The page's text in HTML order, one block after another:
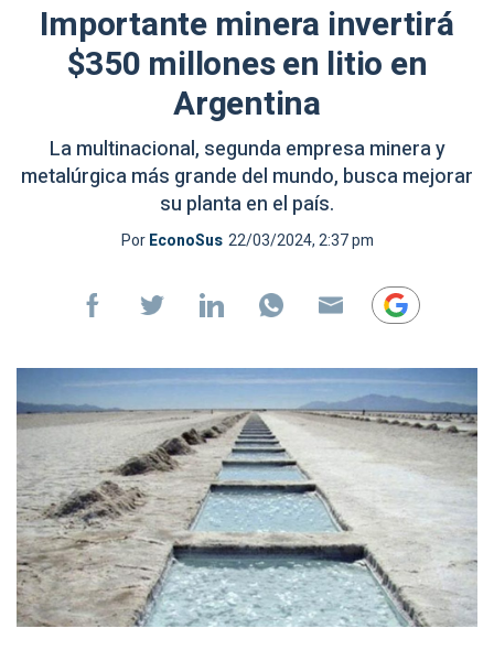
Importante minera invertirá
$350 millones en litio en
Argentina
La multinacional, segunda empresa minera y
metalúrgica más grande del mundo, busca mejorar
su planta en el país.
PorEconoSus 22/03/2024, 2:37 pm